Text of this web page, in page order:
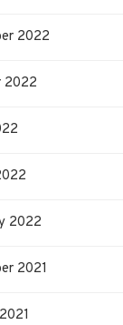
2022
2022
2022
2021